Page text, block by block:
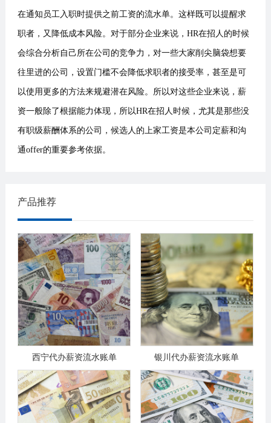
在通知员工入职时提供之前工资的流水单。这样既可以提醒求
职者，又降低成本风险。对于部分企业来说，HR在招人的时候
会综合分析自己所在公司的竞争力，对一些大家削尖脑袋想要
往里进的公司，设置门槛不会降低求职者的接受率，甚至是可
以使用更多的方法来规避潜在风险。所以对这些企业来说，薪
资一般除了根据能力体现，所以HR在招人时候，尤其是那些没
有职级薪酬体系的公司，候选人的上家工资是本公司定薪和沟
通offer的重要参考依据。
产品推荐
西宁代办薪资流水账单 银川代办薪资流水账单